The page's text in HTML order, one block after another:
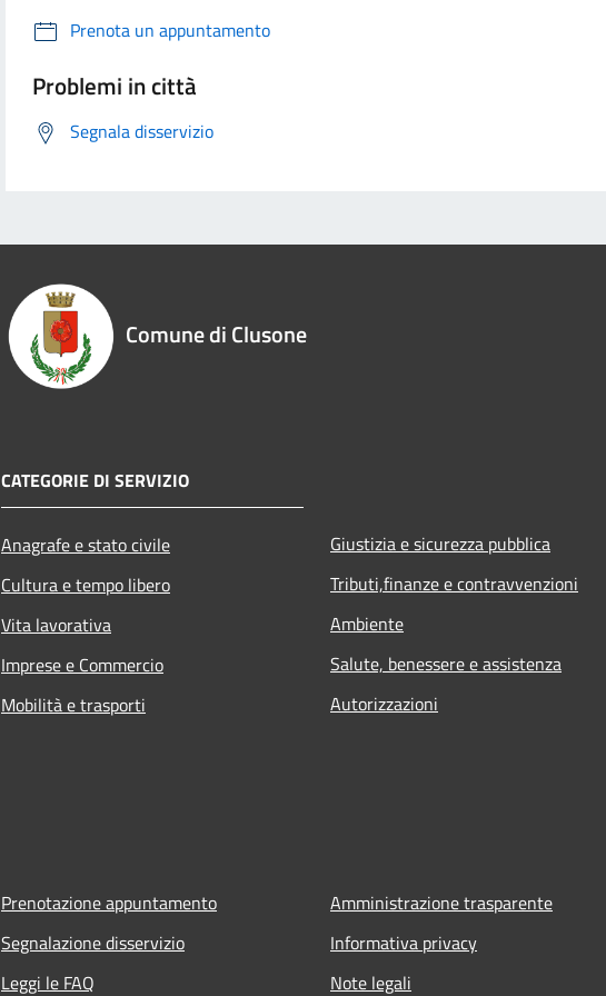
Prenota un appuntamento
Problemi in città
Segnala disservizio
Comune di Clusone
CATEGORIE DI SERVIZIO
Anagrafe e stato civile
Cultura e tempo libero
Vita lavorativa
Imprese e Commercio
Mobilità e trasporti
Giustizia e sicurezza pubblica
Tributi,finanze e contravvenzioni
Ambiente
Salute, benessere e assistenza
Autorizzazioni
Prenotazione appuntamento
Segnalazione disservizio
Leggi le FAQ
Amministrazione trasparente
Informativa privacy
Note legali